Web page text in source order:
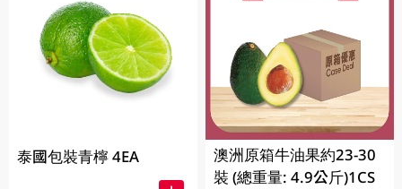
泰國包裝青檸 4EA
澳洲原箱牛油果約23-30
裝 (總重量: 4.9公斤)1CS